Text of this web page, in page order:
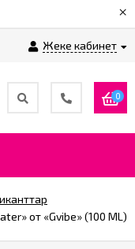
×
Жеке кабинет
0
от «Gvibe» (100 ML)